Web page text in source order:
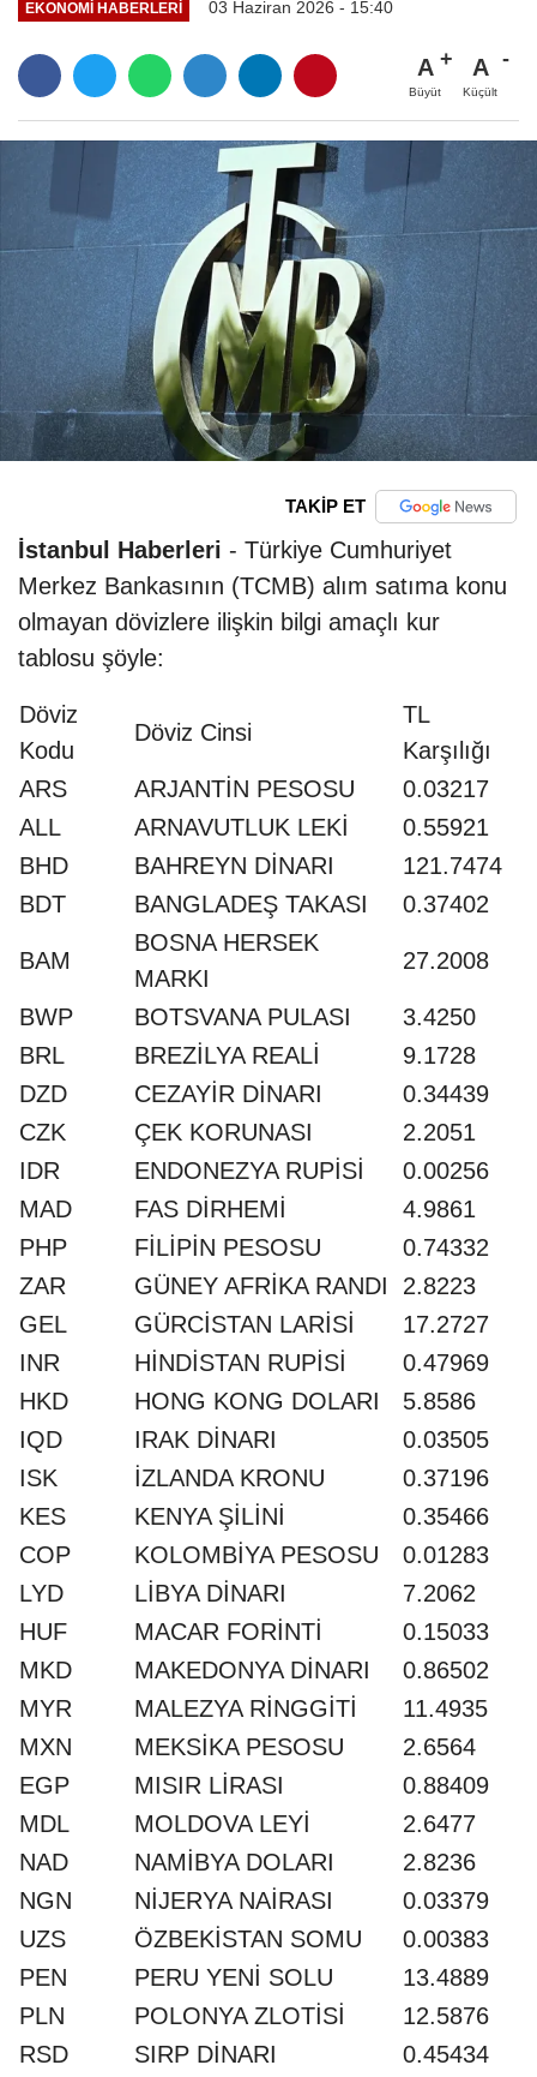
EKONOMI HABERLERI 03 Haziran 2026 - 15:40
A
Büyüt
A
Küçült
TAKİP ET
İstanbul Haberleri - Türkiye Cumhuriyet
Merkez Bankasının (TCMB) alım satıma konu
olmayan dövizlere ilişkin bilgi amaçlı kur
tablosu şöyle:
Döviz
Kodu
Döviz Cinsi
TL
Karşılığı
ARS
ARJANTİN PESOSU
0.03217
ALL
ARNAVUTLUK LEKİ
0.55921
BHD
BAHREYN DİNARI
121.7474
BDT
BANGLADEŞ TAKASI 0.37402
BAM
BOSNA HERSEK
MARKI
27.2008
BWP BOTSVANA PULASI
3.4250
BRL
BREZİLYA REALİ
9.1728
DZD
CEZAYİR DİNARI
0.34439
CZK
ÇEK KORUNASI
2.2051
IDR
ENDONEZYA RUPİSİ
0.00256
MAD
FAS DİRHEMİ
4.9861
PHP
FİLİPİN PESOSU
0.74332
ZAR
GÜNEY AFRİKA RANDI
2.8223
GEL
GÜRCİSTAN LARİSİ
17.2727
INR
HİNDİSTAN RUPİSİ
0.47969
HKD
HONG KONG DOLARI
5.8586
IQD
IRAK DİNARI
0.03505
ISK
İZLANDA KRONU
0.37196
KES
KENYA ŞİLİNİ
0.35466
COP
KOLOMBİYA PESOSU
0.01283
LYD
LİBYA DİNARI
7.2062
HUF
MACAR FORİNTİ
0.15033
MKD
MAKEDONYA DİNARI
0.86502
MYR
MALEZYA RİNGGİTİ
11.4935
MXN
MEKSİKA PESOSU
2.6564
EGP
MISIR LİRASI
0.88409
MDL
MOLDOVA LEYİ
2.6477
NAD
NAMİBYA DOLARI
2.8236
NGN
NİJERYA NAİRASI
0.03379
UZS
ÖZBEKİSTAN SOMU
0.00383
PEN
PERU YENİ SOLU
13.4889
PLN
POLONYA ZLOTİSİ
12.5876
RSD
SIRP DİNARI
0.45434